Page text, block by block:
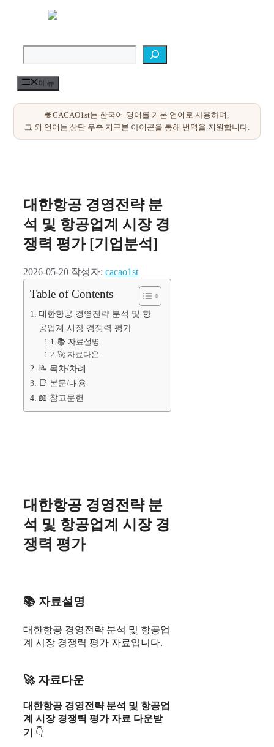
메뉴
대한항공 경영전략 분
석 및 항공업계 시장 경
쟁력 평가 [기업분석]
2026-05-20 작성자: cacao1st
Table of Contents
대한항공 경영전략 분석 및 항
공업계 시장 경쟁력 평가
📚 자료설명
🚀 자료다운
📝 목차/차례
📑 본문/내용
📖 참고문헌
대한항공 경영전략 분
석 및 항공업계 시장 경
쟁력 평가
📚 자료설명
대한항공 경영전략 분석 및 항공업
계 시장 경쟁력 평가 자료입니다.
🚀 자료다운
대한항공 경영전략 분석 및 항공업
계 시장 경쟁력 평가 자료 다운받
기
👇